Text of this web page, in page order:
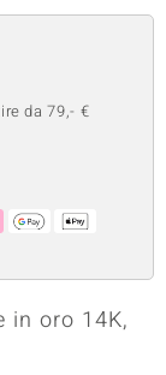
da 79,- €
in oro 14K,